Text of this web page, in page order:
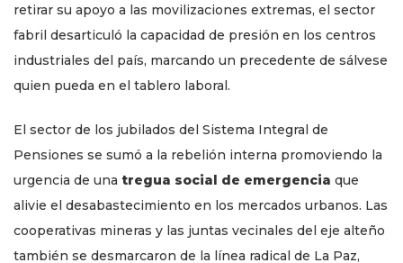
retirar su apoyo a las movilizaciones extremas, el sector
fabril desarticuló la capacidad de presión en los centros
industriales del país, marcando un precedente de sálvese
quien pueda en el tablero laboral.
El sector de los jubilados del Sistema Integral de
Pensiones se sumó a la rebelión interna promoviendo la
urgencia de una tregua social de emergencia que
alivie el desabastecimiento en los mercados urbanos. Las
cooperativas mineras y las juntas vecinales del eje alteño
también se desmarcaron de la línea radical de La Paz,